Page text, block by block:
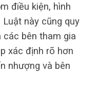
điều kiện, hình
này cũng quy
các bên tham gia
xác định rõ hơn
nhượng và bên